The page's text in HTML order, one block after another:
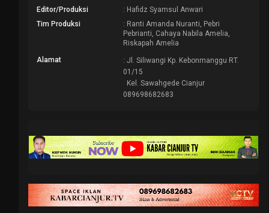
Editor/Produksi
: Hafidz Syamsul Anwari
Tim Produksi
: Ranti Amanda Nuranti, Pebri
Pebrianti, Cahaya Nabila Amelia,
Riskapah Amelia
Alamat
: Jl. Siliwangi Kp. Kebonmanggu RT.
01/15
Kel. Sawahgede Cianjur
089698682683